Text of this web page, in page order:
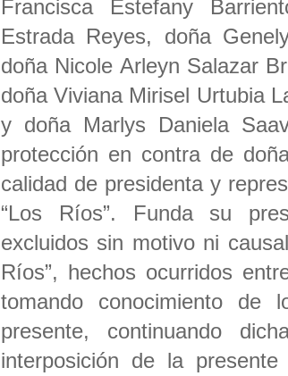
Francisca Estefany
Estrada Reyes, doña
doña Nicole Arleyn Salazar
doña Viviana Mirisel Urtubia
y doña Marlys Daniela
protección en contra de
calidad de presidenta y
“Los Ríos”. Funda su
excluidos sin motivo ni
Ríos”, hechos ocurridos
tomando conocimiento
presente, continuando
interposición de la